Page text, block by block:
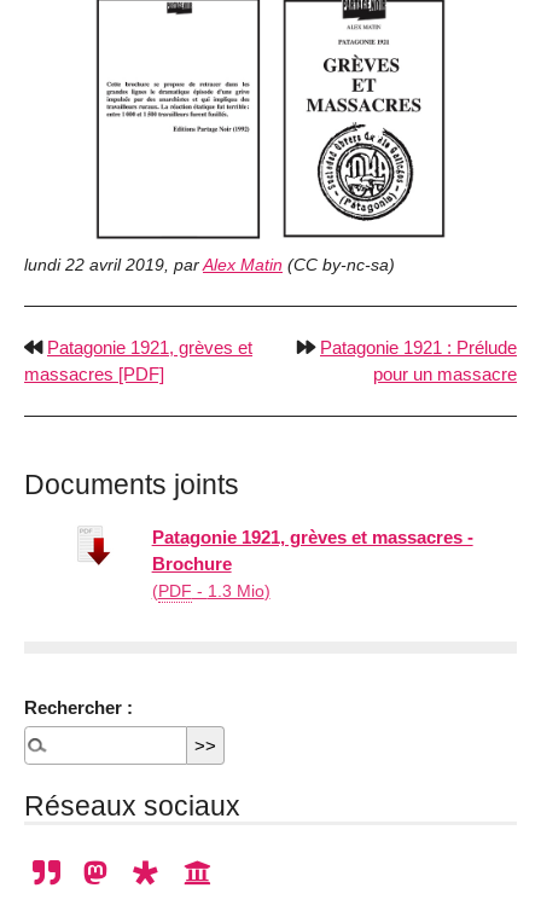
lundi 22 avril 2019, parAlex Matin (CC by-nc-sa)
Patagonie 1921, grèves et
massacres [PDF]
Patagonie 1921 : Prélude
pour un massacre
Documents joints
Patagonie 1921, grèves et massacres -
Brochure
(PDF - 1.3 Mio)
Rechercher :
Réseaux sociaux